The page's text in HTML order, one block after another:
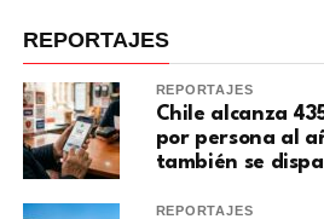
REPORTAJES
REPORTAJES
Chile alcanza
por persona al
también se
REPORTAJES